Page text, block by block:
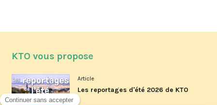
KTO vous propose
Article
Les reportages d'été 2026 de KTO